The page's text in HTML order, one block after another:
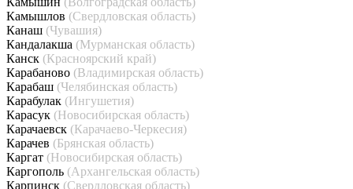
Камышлов (Свердловская область)
Канаш (Чувашия)
Кандалакша (Мурманская область)
Канск (Красноярский край)
Карабаново (Владимирская область)
Карабаш (Челябинская область)
Карабулак (Ингушетия)
Карасук (Новосибирская область)
Карачаевск (Карачаево-Черкесия)
Карачев (Брянская область)
Каргат (Новосибирская область)
Каргополь (Архангельская область)
Карпинск (Свердловская область)